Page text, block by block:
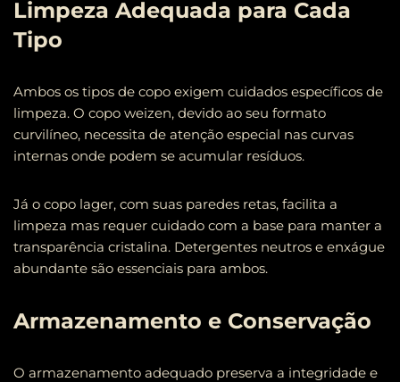
Limpeza Adequada para Cada
Tipo
Ambos os tipos de copo exigem cuidados específicos de
limpeza. O copo weizen, devido ao seu formato
curvilíneo, necessita de atenção especial nas curvas
internas onde podem se acumular resíduos.
Já o copo lager, com suas paredes retas, facilita a
limpeza mas requer cuidado com a base para manter a
transparência cristalina. Detergentes neutros e enxágue
abundante são essenciais para ambos.
Armazenamento e Conservação
O armazenamento adequado preserva a integridade e